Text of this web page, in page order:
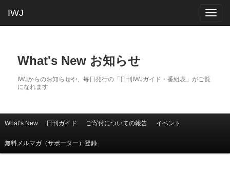
IWJ
What's New お知らせ
IWJからのお知らせや、毎日発行の「日刊IWJガイド・番組表」がご覧
になれます
メインコンテンツへ移動
サブコンテンツへ移動
What’s New 日刊ガイド ご寄付についての報告 イベント
無料メルマガ（サポーター）登録